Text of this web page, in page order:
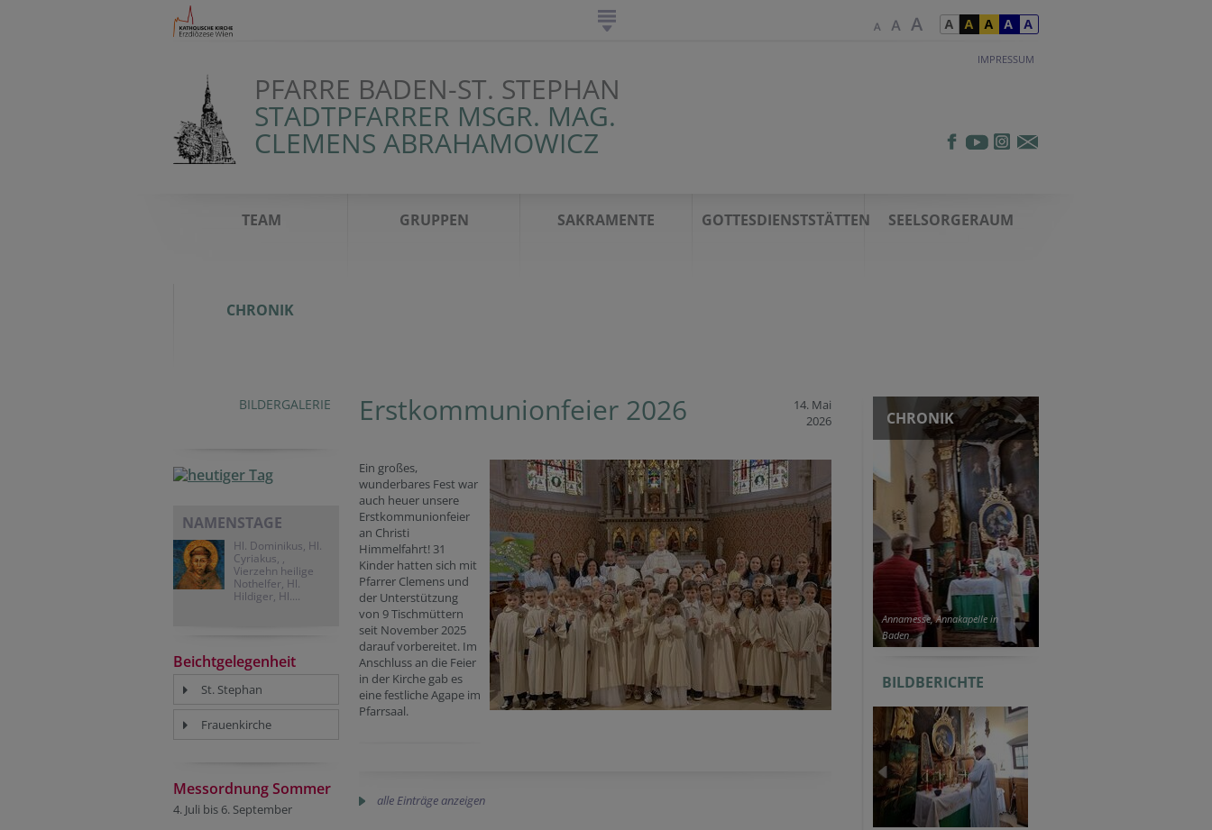
IMPRESSUM
PFARRE BADEN-ST. STEPHAN
STADTPFARRER MSGR. MAG.
CLEMENS ABRAHAMOWICZ
TEAM GRUPPEN SAKRAMENTE GOTTESDIENSTSTÄTTEN SEELSORGERAUM
CHRONIK
BILDERGALERIE
NAMENSTAGE
Hl. Dominikus, Hl.
Cyriakus, ,
Vierzehn heilige
Nothelfer, Hl.
Hildiger, Hl....
Beichtgelegenheit
St. Stephan
Frauenkirche
Messordnung Sommer
4. Juli bis 6. September
Erstkommunionfeier 2026
14. Mai
2026
Ein großes,
wunderbares Fest war
auch heuer unsere
Erstkommunionfeier
an Christi
Himmelfahrt! 31
Kinder hatten sich mit
Pfarrer Clemens und
der Unterstützung
von 9 Tischmüttern
seit November 2025
darauf vorbereitet. Im
Anschluss an die Feier
in der Kirche gab es
eine festliche Agape im
Pfarrsaal.
alle Einträge anzeigen
CHRONIK
Annamesse, Annakapelle in
Baden
BILDBERICHTE